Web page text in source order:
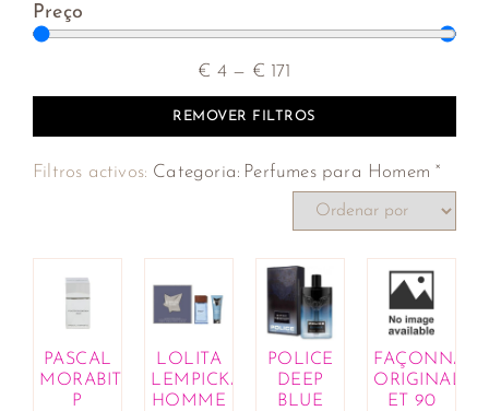
Preço
€ 4 — € 171
REMOVER FILTROS
Filtros activos: Categoria: Perfumes para Homem ×
PASCAL
MORABITO
P
LOLITA
LEMPICKA
HOMME
POLICE
DEEP
BLUE
ORIGINAL
ET 90